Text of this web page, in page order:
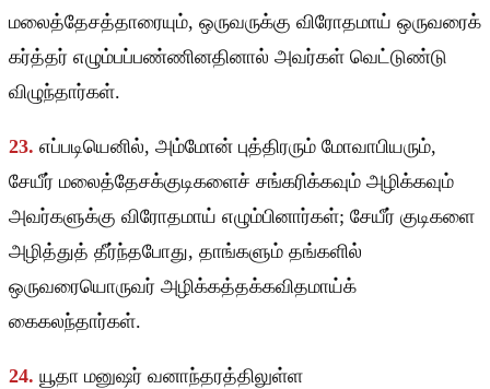
மலைத்தேசத்தாரையும், ஒருவருக்கு விரோதமாய் ஒருவரைக்
கர்த்தர் எழும்பப்பண்ணினதினால் அவர்கள் வெட்டுண்டு
விழுந்தார்கள்.
23. எப்படியெனில், அம்மோன் புத்திரரும் மோவாபியரும்,
சேயீர் மலைத்தேசக்குடிகளைச் சங்கரிக்கவும் அழிக்கவும்
அவர்களுக்கு விரோதமாய் எழும்பினார்கள்; சேயீர் குடிகளை
அழித்துத் தீர்ந்தபோது, தாங்களும் தங்களில்
ஒருவரையொருவர் அழிக்கத்தக்கவிதமாய்க்
கைகலந்தார்கள்.
24. யூதா மனுஷர் வனாந்தரத்திலுள்ள